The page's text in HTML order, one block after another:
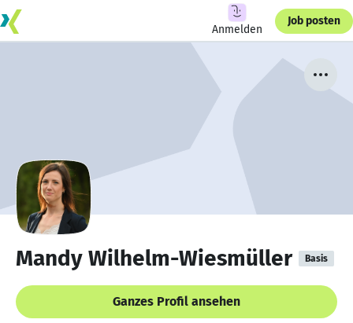
Anmelden
Job posten
Mandy Wilhelm-Wiesmüller Basis
Ganzes Profil ansehen